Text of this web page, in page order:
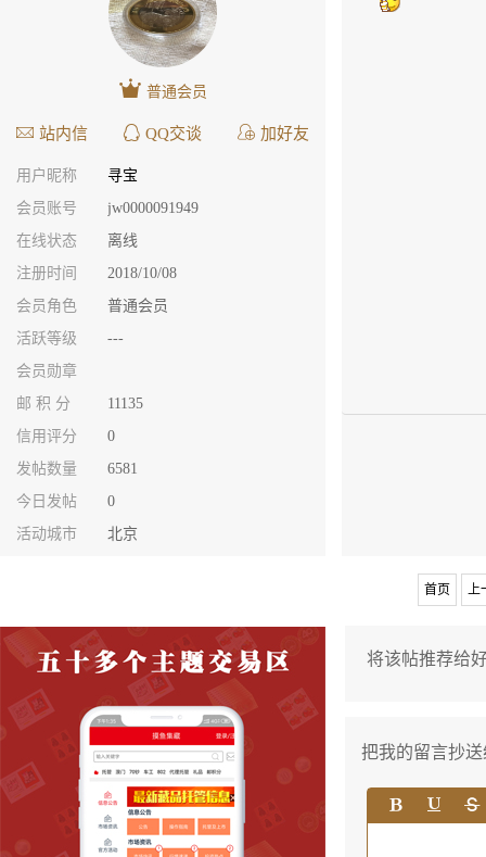
普通会员
站内信 QQ交谈 加好友
用户昵称
寻宝
会员账号
jw0000091949
在线状态
离线
注册时间
2018/10/08
会员角色
普通会员
活跃等级
---
会员勋章
邮 积 分
11135
信用评分
0
发帖数量
6581
今日发帖
0
活动城市
北京
首页 上
将该帖推荐给
把我的留言抄送